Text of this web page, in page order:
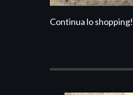
Continua lo shopping!